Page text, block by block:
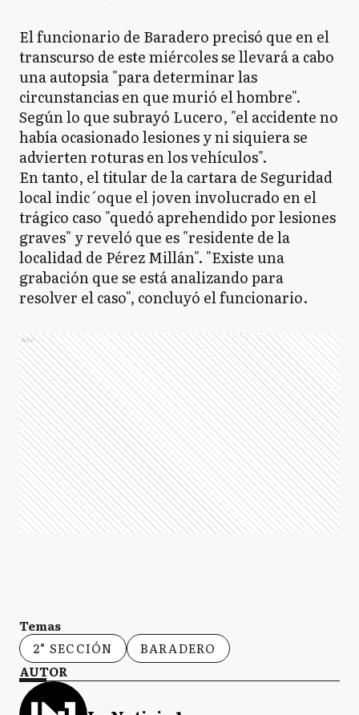
El funcionario de Baradero precisó que en el
transcurso de este miércoles se llevará a cabo
una autopsia "para determinar las
circunstancias en que murió el hombre".
Según lo que subrayó Lucero, "el accidente no
había ocasionado lesiones y ni siquiera se
advierten roturas en los vehículos".
En tanto, el titular de la cartara de Seguridad
local indic´oque el joven involucrado en el
trágico caso "quedó aprehendido por lesiones
graves" y reveló que es "residente de la
localidad de Pérez Millán". "Existe una
grabación que se está analizando para
resolver el caso", concluyó el funcionario.
Ads
Temas
2° SECCIÓN
BARADERO
AUTOR